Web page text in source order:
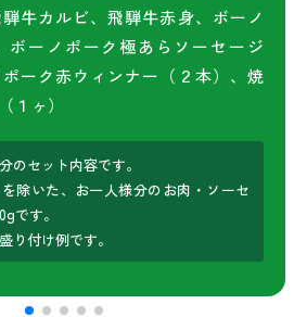
牛カルビ、飛騨牛赤身、ボーノ
ボーノポーク極あらソーセージ
ポーク赤ウィンナー（２本）、焼
１ヶ）
のセット内容です。
除いた、お一人様分のお肉・ソーセ
です。
り付け例です。